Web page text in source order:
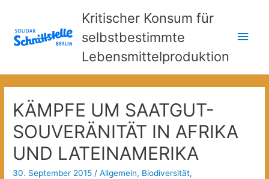
Kritischer Konsum für
selbstbestimmte
Lebensmittelproduktion
KÄMPFE UM SAATGUT-
SOUVERÄNITÄT IN AFRIKA
UND LATEINAMERIKA
30. September 2015 /Allgemein, Biodiversität,